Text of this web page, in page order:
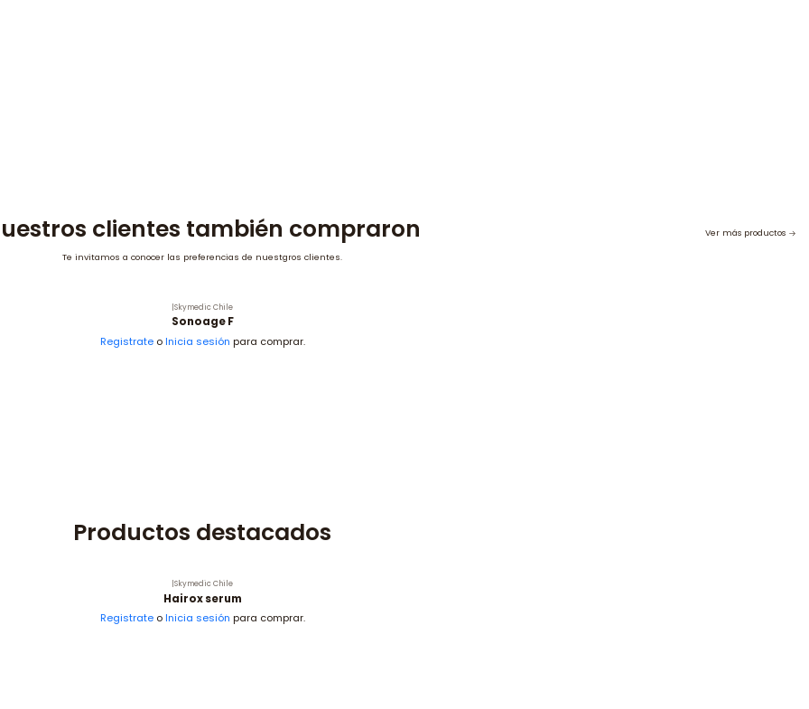
clientes también compraron
Te invitamos a conocer las preferencias de nuestgros clientes.
Ver más productos
|Skymedic Chile
Sonoage F
Registrateo Inicia sesión para comprar.
Productos destacados
|Skymedic Chile
Hairox serum
Registrateo Inicia sesión para comprar.